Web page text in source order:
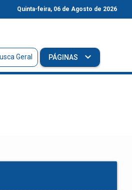
Quinta-feira, 06 de Agosto de 2026
Geral PÁGINAS